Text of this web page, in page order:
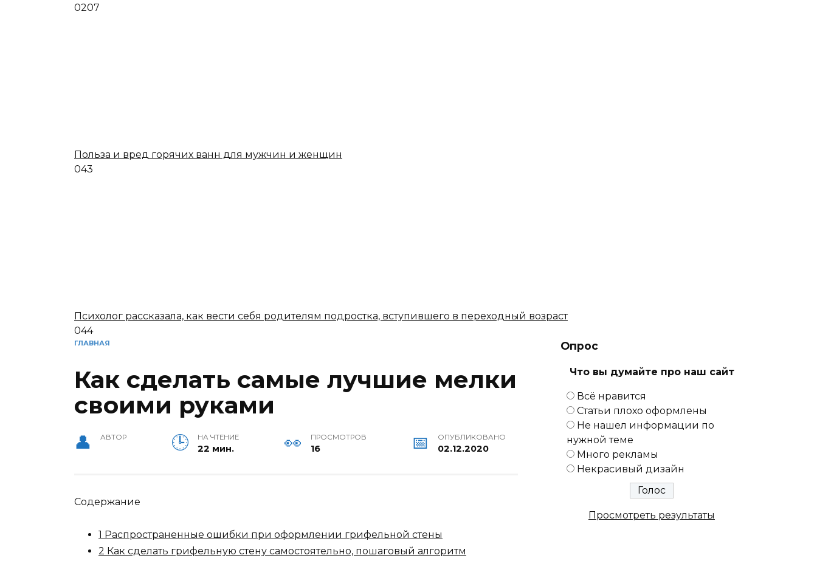
ГЛАВНАЯ
Как сделать самые лучшие мелки
своими руками
АВТОР НА ЧТЕНИЕ
22 мин.
ПРОСМОТРОВ
16
ОПУБЛИКОВАНО
02.12.2020
Содержание
1 Распространенные ошибки при оформлении грифельной стены
2 Как сделать грифельную стену самостоятельно, пошаговый алгоритм
Опрос
Что вы думайте про наш сайт
Всё нравится
Статьи плохо оформлены
Не нашел информации по
нужной теме
Много рекламы
Некрасивый дизайн
Просмотреть результаты
0207
Польза и вред горячих ванн для мужчин и женщин
043
Психолог рассказала, как вести себя родителям подростка, вступившего в переходный возраст
044